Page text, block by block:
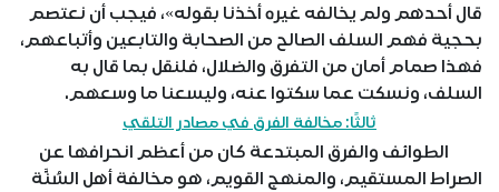
قال أحدهم ولم يخالفه غيره أخذنا بقوله»، فيجب أن نعتصم
بحجية فهم السلف الصالح من الصحابة والتابعين وأتباعهم،
فهذا صمام أمان من التفرق والضلال، فلنقل بما قال به
السلف، ونسكت عما سكتوا عنه، وليسعنا ما وسعهم.
ثالثًا: مخالفة الفرق في مصادر التلقي
الطوائف والفرق المبتدعة كان من أعظم انحرافها عن
الصراط المستقيم، والمنهج القويم، هو مخالفة أهل السُنَّة